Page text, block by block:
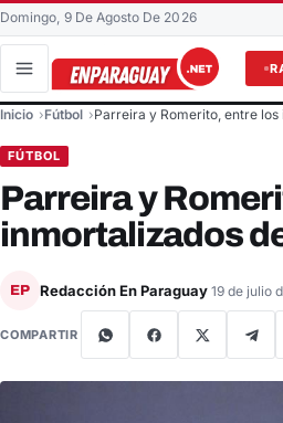
Domingo, 9 De Agosto De 2026
Buscar en el sitio
Inicio Fútbol Parreira y Romerito, entre
FÚTBOL
Parreira y
inmortalizados
EP Redacción En Paraguay 19 de julio
COMPARTIR